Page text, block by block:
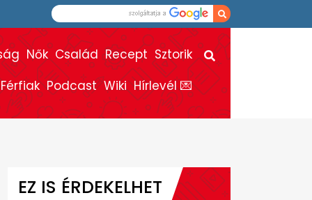
Nők Család Recept Sztorik
Férfiak Podcast Wiki Hírlevél 💌
EZ IS ÉRDEKELHET